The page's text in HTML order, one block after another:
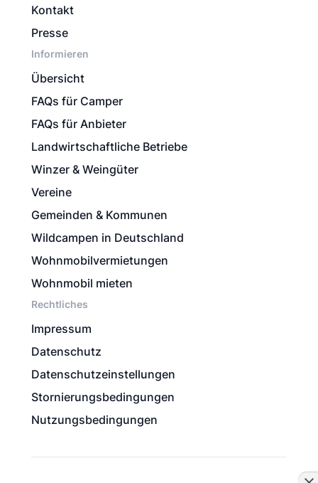
Kontakt
Presse
Informieren
Übersicht
FAQs für Camper
FAQs für Anbieter
Landwirtschaftliche Betriebe
Winzer & Weingüter
Vereine
Gemeinden & Kommunen
Wildcampen in Deutschland
Wohnmobilvermietungen
Wohnmobil mieten
Rechtliches
Impressum
Datenschutz
Datenschutzeinstellungen
Stornierungsbedingungen
Nutzungsbedingungen